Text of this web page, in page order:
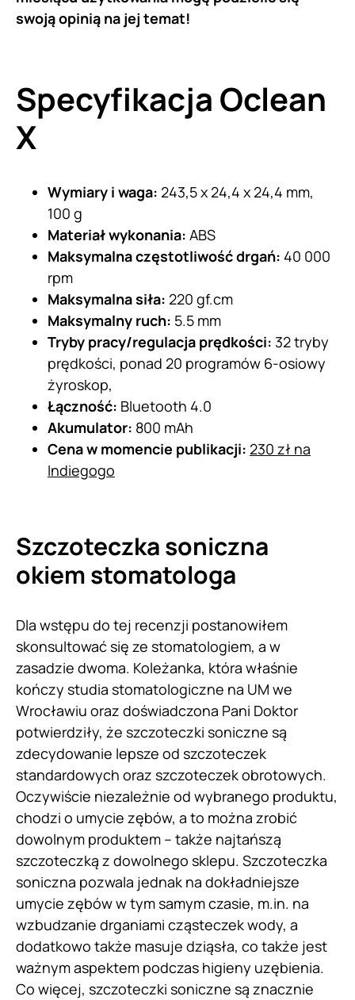
swoją opinią na jej temat!
Specyfikacja Oclean
X
Wymiary i waga: 243,5 x 24,4 x 24,4 mm,
100 g
Materiał wykonania: ABS
Maksymalna częstotliwość drgań: 40 000
rpm
Maksymalna siła: 220 gf.cm
Maksymalny ruch: 5.5 mm
Tryby pracy/regulacja prędkości: 32 tryby
prędkości, ponad 20 programów 6-osiowy
żyroskop,
Łączność: Bluetooth 4.0
Akumulator: 800 mAh
Cena w momencie publikacji: 230 zł na
Indiegogo
Szczoteczka soniczna
okiem stomatologa
Dla wstępu do tej recenzji postanowiłem
skonsultować się ze stomatologiem, a w
zasadzie dwoma. Koleżanka, która właśnie
kończy studia stomatologiczne na UM we
Wrocławiu oraz doświadczona Pani Doktor
potwierdziły, że szczoteczki soniczne są
zdecydowanie lepsze od szczoteczek
standardowych oraz szczoteczek obrotowych.
Oczywiście niezależnie od wybranego produktu,
chodzi o umycie zębów, a to można zrobić
dowolnym produktem – także najtańszą
szczoteczką z dowolnego sklepu. Szczoteczka
soniczna pozwala jednak na dokładniejsze
umycie zębów w tym samym czasie, m.in. na
wzbudzanie drganiami cząsteczek wody, a
dodatkowo także masuje dziąsła, co także jest
ważnym aspektem podczas higieny uzębienia.
Co więcej, szczoteczki soniczne są znacznie